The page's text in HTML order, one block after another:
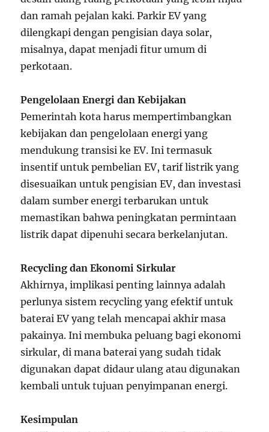
dan ramah pejalan kaki. Parkir EV yang
dilengkapi dengan pengisian daya solar,
misalnya, dapat menjadi fitur umum di
perkotaan.
Pengelolaan Energi dan Kebijakan
Pemerintah kota harus mempertimbangkan
kebijakan dan pengelolaan energi yang
mendukung transisi ke EV. Ini termasuk
insentif untuk pembelian EV, tarif listrik yang
disesuaikan untuk pengisian EV, dan investasi
dalam sumber energi terbarukan untuk
memastikan bahwa peningkatan permintaan
listrik dapat dipenuhi secara berkelanjutan.
Recycling dan Ekonomi Sirkular
Akhirnya, implikasi penting lainnya adalah
perlunya sistem recycling yang efektif untuk
baterai EV yang telah mencapai akhir masa
pakainya. Ini membuka peluang bagi ekonomi
sirkular, di mana baterai yang sudah tidak
digunakan dapat didaur ulang atau digunakan
kembali untuk tujuan penyimpanan energi.
Kesimpulan